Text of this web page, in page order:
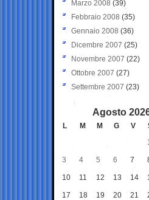
Marzo 2008 (39)
Febbraio 2008 (35)
Gennaio 2008 (36)
Dicembre 2007 (25)
Novembre 2007 (22)
Ottobre 2007 (27)
Settembre 2007 (23)
Agosto
L M M G V
3 4 5 6 7
10 11 12 13 14
17 18 19 20 21